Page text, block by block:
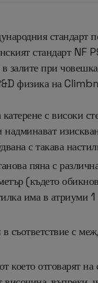
стандарт
стандарт NF
в залите при
физика на
с високи
с такава
пяна с
(където
има в атриуми
съответствиес
което отговарят